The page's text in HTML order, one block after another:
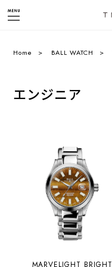
Home BALL WATCH
エンジニア
MARVELIGHT BRIGHT